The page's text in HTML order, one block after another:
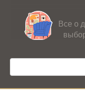
контенту
Все о
Поиск: